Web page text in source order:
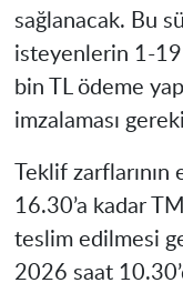
sağlanacak. Bu
isteyenlerin 1-19
bin TL ödeme
imzalaması
Teklif
16.30’a kadar
teslim edilmesi
2026 saat